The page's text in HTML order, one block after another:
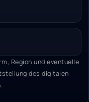
Region und eventuelle
des digitalen